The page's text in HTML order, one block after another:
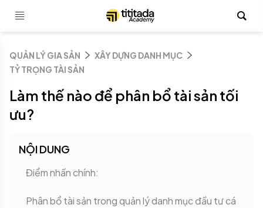
QUẢN LÝ GIA SẢN
XÂY DỰNG DANH MỤC
TỶ TRỌNG TÀI SẢN
Làm thế nào để phân bổ tài sản tối
ưu?
NỘI DUNG
Điểm nhấn chính:
Phân bổ tài sản trong quản lý danh mục đầu tư cá